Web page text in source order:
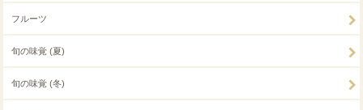
フルーツ
旬の味覚 (夏)
旬の味覚 (冬)